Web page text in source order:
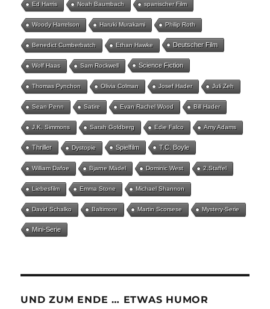
Ed Harris Noah Baumbach spanischer Film
Woody Harrelson Haruki Murakami Philip Roth
Benedict Cumberbatch Ethan Hawke Deutscher Film
Wolf Haas Sam Rockwell Science Fiction
Thomas Pynchon Olivia Colman Josef Hader Juli Zeh
Sean Penn Satire Evan Rachel Wood Bill Hader
J.K. Simmons Sarah Goldberg Edie Falco Amy Adams
Thriller Dystopie Spielfilm T.C. Boyle
William Dafoe Bjarne Mädel Dominic West 2.Staffel
Liebesfilm Emma Stone Michael Shannon
David Schalko Baltimore Martin Scorsese Mystery-Serie
Mini-Serie
UND ZUM ENDE … ETWAS HUMOR